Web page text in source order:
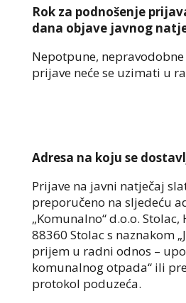
Rok za podnošenje
dana objave javnog
Nepotpune,
prijave neće se uzimati u
Adresa na koju se
Prijave na javni natječaj
preporučeno na sljedeću
„Komunalno“ d.o.o.
88360 Stolac s naznakom
prijem u radni odnos –
komunalnog otpada“ ili
protokol poduzeća.